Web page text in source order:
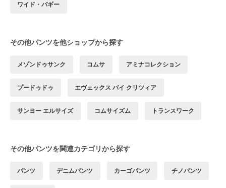
ワイド・バギー
その他パンツを他ショップから探す
メゾンドゥサンク コムサ アミナコレクション
プードゥドゥ エヴェックス バイ クリツィア
サンヨー エルサイズ コムサイズム トランスワーク
その他パンツを関連カテゴリから探す
パンツ デニムパンツ カーゴパンツ チノパンツ